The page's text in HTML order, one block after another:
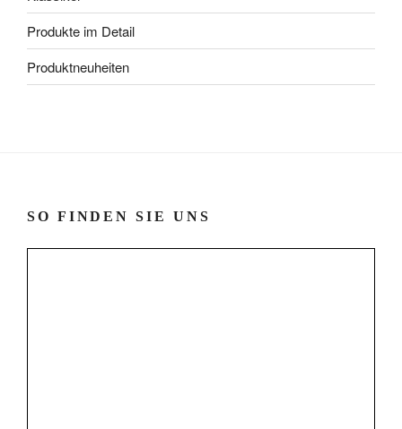
Produkte im Detail
Produktneuheiten
SO FINDEN SIE UNS